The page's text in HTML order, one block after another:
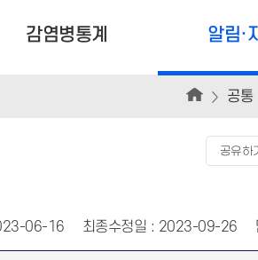
감염병통계 알림·
공통
공유하
06-16 최종수정일 : 2023-09-26